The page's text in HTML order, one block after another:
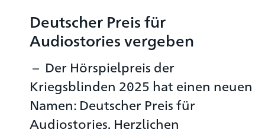
Deutscher Preis für
Audiostories vergeben
Der Hörspielpreis der
Kriegsblinden 2025 hat einen neuen
Namen: Deutscher Preis für
Audiostories. Herzlichen